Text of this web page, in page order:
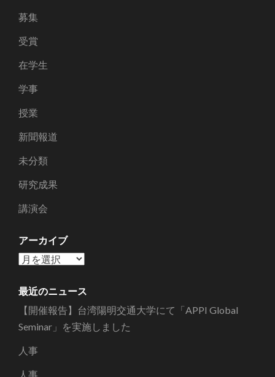
募集
受賞
在学生
学事
授業
新聞報道
未分類
研究成果
講演会
アーカイブ
ア
カ
イ
ブ
最近のニュース
【開催報告】台湾陽明交通大学にて「APPI Global
Seminar」を実施しました
人事
人事